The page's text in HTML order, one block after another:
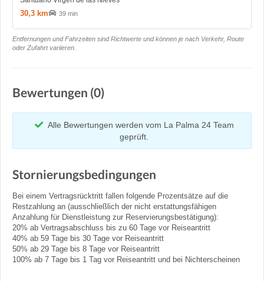
30,3 km 39 min
Entfernungen und Fahrzeiten sind Richtwerte und können je nach Verkehr, Route
oder Zufahrt variieren.
Bewertungen (0)
Alle Bewertungen werden vom La Palma 24 Team
geprüft.
Stornierungsbedingungen
Bei einem Vertragsrücktritt fallen folgende Prozentsätze auf die
Restzahlung an (ausschließlich der nicht erstattungsfähigen
Anzahlung für Dienstleistung zur Reservierungsbestätigung):
20% ab Vertragsabschluss bis zu 60 Tage vor Reiseantritt
40% ab 59 Tage bis 30 Tage vor Reiseantritt
50% ab 29 Tage bis 8 Tage vor Reiseantritt
100% ab 7 Tage bis 1 Tag vor Reiseantritt und bei Nichterscheinen